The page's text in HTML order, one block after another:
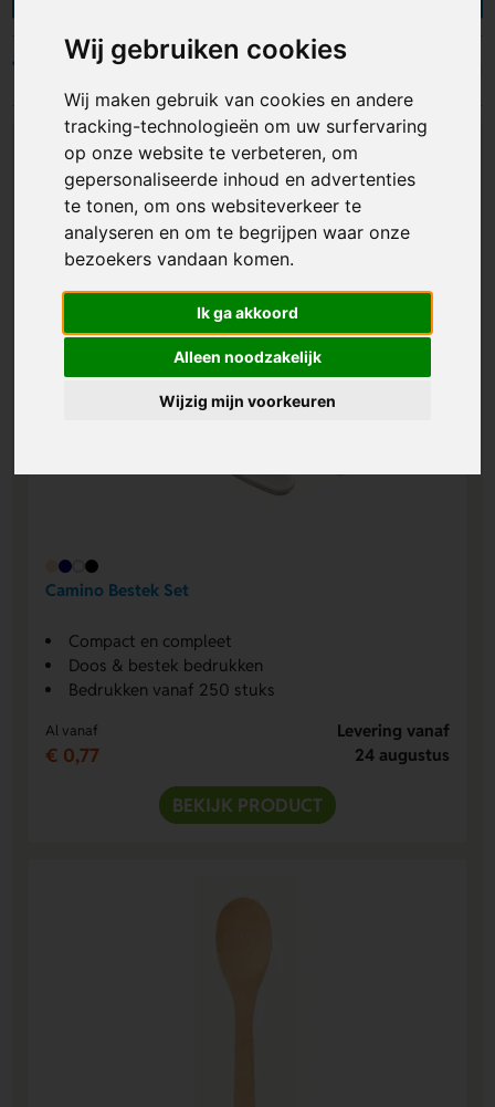
Wij gebruiken cookies
Wij maken gebruik van cookies en andere
tracking-technologieën om uw surfervaring
op onze website te verbeteren, om
gepersonaliseerde inhoud en advertenties
te tonen, om ons websiteverkeer te
analyseren en om te begrijpen waar onze
bezoekers vandaan komen.
Ik ga akkoord
Alleen noodzakelijk
Wijzig mijn voorkeuren
tijdens elk eetmoment. Perfect voor feestjes,
picknicks, festivals, lunches of maaltijden. Bestel
direct of vraag een offerte aan en ontvang gratis
een digitaal voorbeeld van jouw bestek met
logo. Bekijk het ruime aanbod.
Camino Bestek Set
Compact en compleet
Doos & bestek bedrukken
Bedrukken vanaf 250 stuks
Al vanaf
€ 0,77
Levering vanaf
24 augustus
BEKIJK PRODUCT